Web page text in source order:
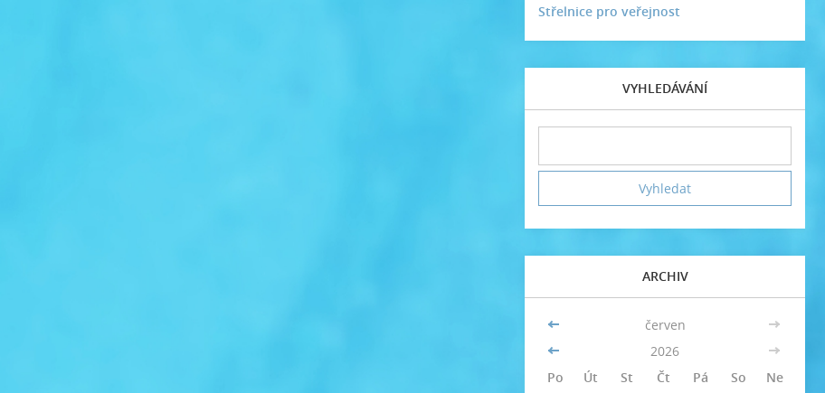
Střelnice pro veřejnost
VYHLEDÁVÁNÍ
ARCHIV
<< červen
>>
<<
2026
>>
Po
Út St Čt Pá So
Ne